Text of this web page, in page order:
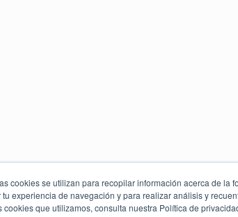
cookies se utilizan para recopilar información acerca de la
experiencia de navegación y para realizar análisis y
que utilizamos, consulta nuestra Política de